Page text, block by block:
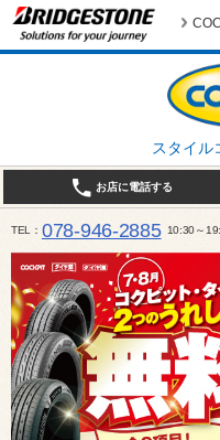
スタイル
お店に電話する
TEL 078-946-2885 10:30～